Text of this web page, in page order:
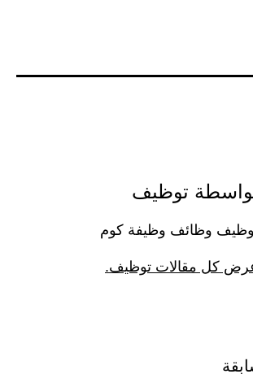
توظيف
وظائف وظيفة كوم
كل مقالات توظيف.